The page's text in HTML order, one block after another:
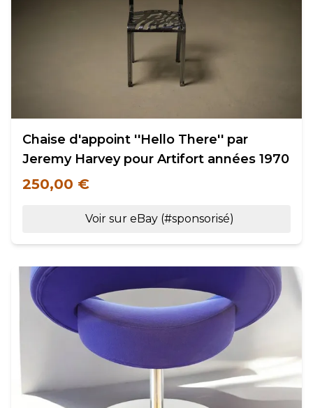
Chaise d'appoint ''Hello There'' par
Jeremy Harvey pour Artifort années 1970
250,00 €
Voir sur eBay (#sponsorisé)